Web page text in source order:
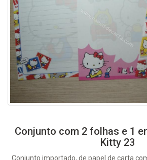
Conjunto com 2 folhas e 1
Kitty 23
Conjunto importado, de papel de carta